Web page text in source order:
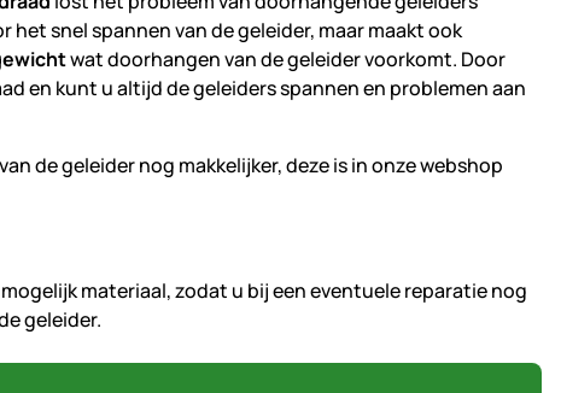
snel spannen van de geleider, maar maakt ook
wat doorhangen van de geleider voorkomt. Door
en kunt u altijd de geleiders spannen en problemen aan
de geleider nog makkelijker, deze is in onze webshop
materiaal, zodat u bij een eventuele reparatie nog
geleider.